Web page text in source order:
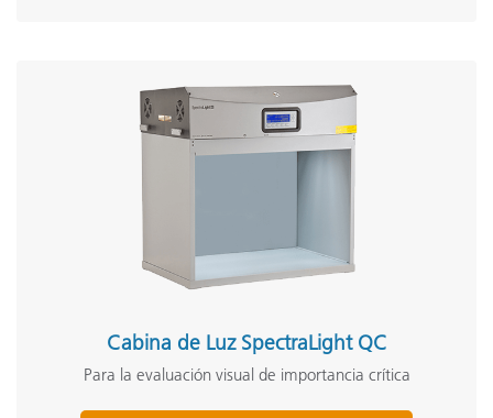
Cabina de Luz SpectraLight QC
Para la evaluación visual de importancia crítica